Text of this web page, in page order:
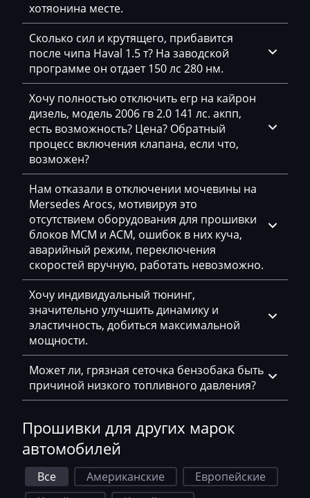
Dodge
Dongfeng
Doosan
Doppstadt
Dynapac
EcoLog
Eggersmann
Exeed
Extreme moto
Faresin
Farmtrac
FAW
Fendt
Fiat
Foton
Freightliner
Furukawa
хотяонина месте.
Сколько сил и крутящего, прибавится
после чипа Haval 1.5 т? На заводской
программе он отдает 150 лс 280 нм.
Хочу полностью отключить егр на кайрон
дизель, модель 2006 гв 2.0 141 лс. акпп,
есть возможность? Цена? Обратный
процесс включения клапана, если что,
возможен?
Нам отказали в отключении мочевины на
Mersedes Arocs, мотивируя это
отсутствием оборудования для прошивки
блоков MCM и ACM, ошибок в них куча,
аварийный режим, переключения
скоростей вручную, работать невозможно.
Хочу индивидуальный тюнинг,
значительно улучшить динамику и
эластичность, добиться максимальной
мощности.
Может ли, грязная сеточка бензобака быть
причиной низкого топливного давления?
Прошивки для других марок
автомобилей
Все Американские
Европейские